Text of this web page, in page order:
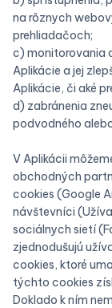
na rôznych
prehliadačoch;
c) monitorovania
Aplikácie a jej
Aplikácie, či aké
d) zabránenia
podvodného
V Aplikácii
obchodných
cookies (Google
návštevníci
sociálnych sietí
zjednodušujú
cookies, ktoré
týchto cookies
Doklado k ním